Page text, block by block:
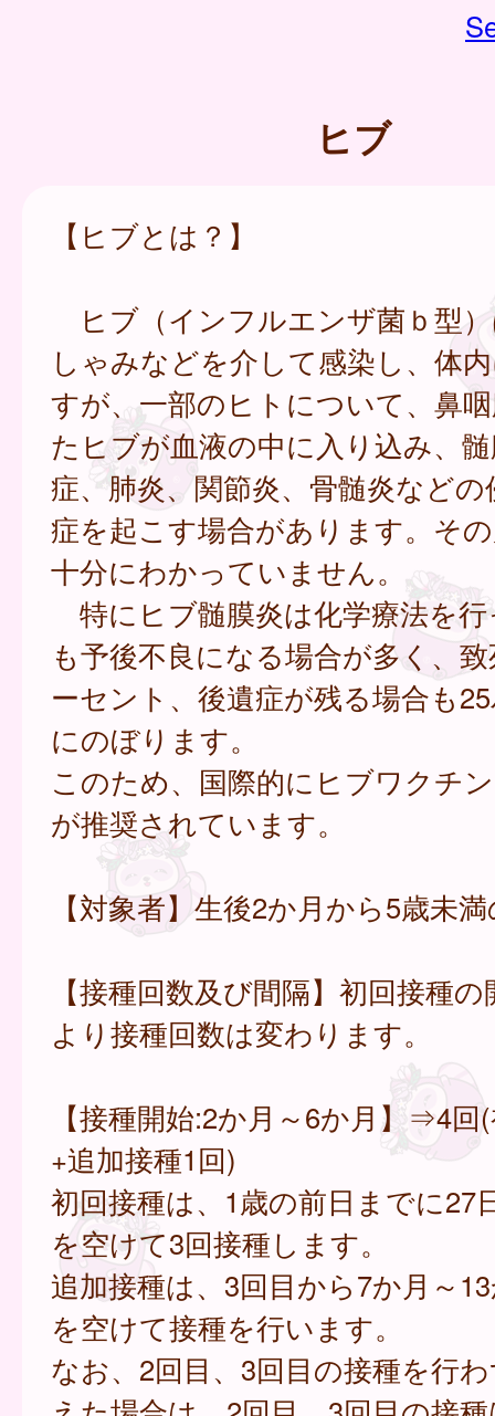
ヒブ
【ヒブとは？】
ヒブ（インフルエンザ菌ｂ型
しゃみなどを介して感染し、体
すが、一部のヒトについて、鼻
たヒブが血液の中に入り込み、
症、肺炎、関節炎、骨髄炎などの
症を起こす場合があります。そ
十分にわかっていません。
特にヒブ髄膜炎は化学療法を
も予後不良になる場合が多く、
ーセント、後遺症が残る場合も
にのぼります。
このため、国際的にヒブワクチ
が推奨されています。
【対象者】生後2か月から5歳未
【接種回数及び間隔】初回接種
より接種回数は変わります。
【接種開始:2か月～6か月】⇒4回
+追加接種1回)
初回接種は、1歳の前日までに27
を空けて3回接種します。
追加接種は、3回目から7か月～
を空けて接種を行います。
なお、2回目、3回目の接種を行